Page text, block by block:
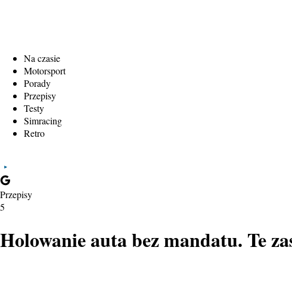
Na czasie
Motorsport
Porady
Przepisy
Testy
Simracing
Retro
Przepisy
5
Holowanie auta bez mandatu. Te